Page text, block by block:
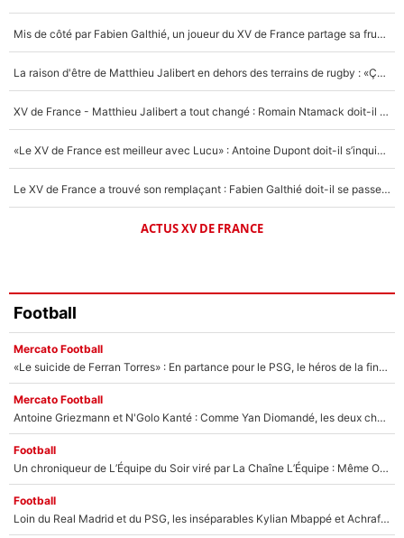
4%
Un autre joueur
5%
Mis de côté par Fabien Galthié, un joueur du XV de France partage sa frustration : «ils ne me l’ont pas dit tout de suite»
La raison d'être de Matthieu Jalibert en dehors des terrains de rugby : «Ça m'atteint autant que si tu touches à un membre de ma famille»
XV de France - Matthieu Jalibert a tout changé : Romain Ntamack doit-il s’inquiéter pour sa place à un an de la Coupe du monde ?
«Le XV de France est meilleur avec Lucu» : Antoine Dupont doit-il s’inquiéter pour sa place ?
Le XV de France a trouvé son remplaçant : Fabien Galthié doit-il se passer d'Antoine Dupont ?
ACTUS XV DE FRANCE
Football
Mercato Football
«Le suicide de Ferran Torres» : En partance pour le PSG, le héros de la finale de la Coupe du monde s'attire les foudres de la presse espagnole !
Mercato Football
Antoine Griezmann et N'Golo Kanté : Comme Yan Diomandé, les deux champions du monde ont refusé de signer au PSG !
Football
Un chroniqueur de L’Équipe du Soir viré par La Chaîne L’Équipe : Même Olivier Ménard n’avait pas pu empêcher son départ, «je l’ai appris sur Twitter, je l’ai vécu assez mal»
Football
Loin du Real Madrid et du PSG, les inséparables Kylian Mbappé et Achraf Hakimi changent d'équipe le temps d'une journée !